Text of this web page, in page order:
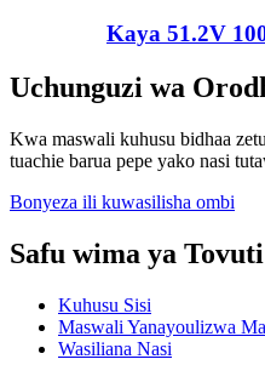
Kaya 51.2V
Uchunguzi wa
Kwa maswali kuhusu bidhaa
tuachie barua pepe yako nasi
Bonyeza ili kuwasilisha ombi
Safu wima ya Tovuti
Kuhusu Sisi
Maswali Yanayoulizwa
Wasiliana Nasi